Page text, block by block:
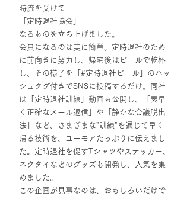
時流を受けて
「定時退社協会」
なるものを立ち上げました。
会員になるのは実に簡単。定時退社のため
に前向きに努力し、帰宅後はビールで乾杯
し、その様子を「#定時退社ビール」のハッ
シュタグ付きでSNSに投稿するだけ。同社
は「定時退社訓練」動画も公開し、「素早
く正確なメール返信」や「静かな会議脱出
法」など、さまざまな"訓練"を通じて早く
帰る技術を、ユーモアたっぷりに伝えまし
た。定時退社を促すTシャツやステッカー、
ネクタイなどのグッズも開発し、人気を集
めました。
この企画が見事なのは、おもしろいだけで